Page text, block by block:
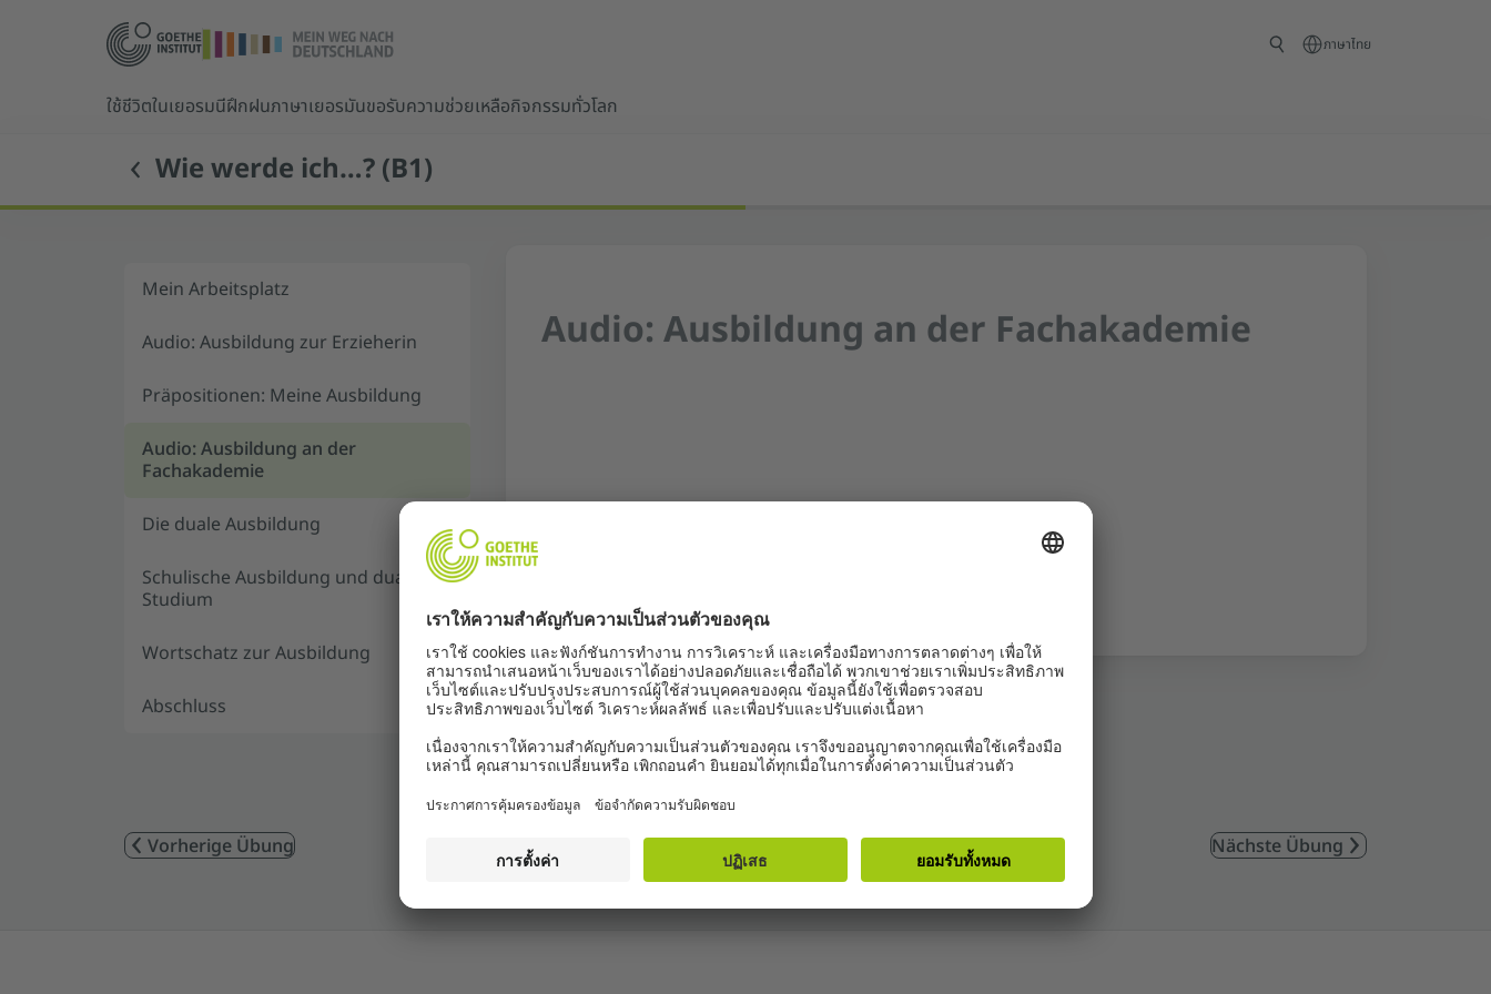
ภาษาไทย
ใช้ชีวิตในเยอรมนีฝึกฝนภาษาเยอรมันขอรับความช่วยเหลือกิจกรรมทั่วโลก
Wie werde ich…? (B1)
Mein Arbeitsplatz
Audio: Ausbildung zur Erzieherin
Präpositionen: Meine Ausbildung
Audio: Ausbildung an der
Fachakademie
Die duale Ausbildung
Schulische Ausbildung und duales
Studium
Wortschatz zur Ausbildung
Abschluss
Audio: Ausbildung an der Fachakademie
Vorherige Übung Nächste Übung